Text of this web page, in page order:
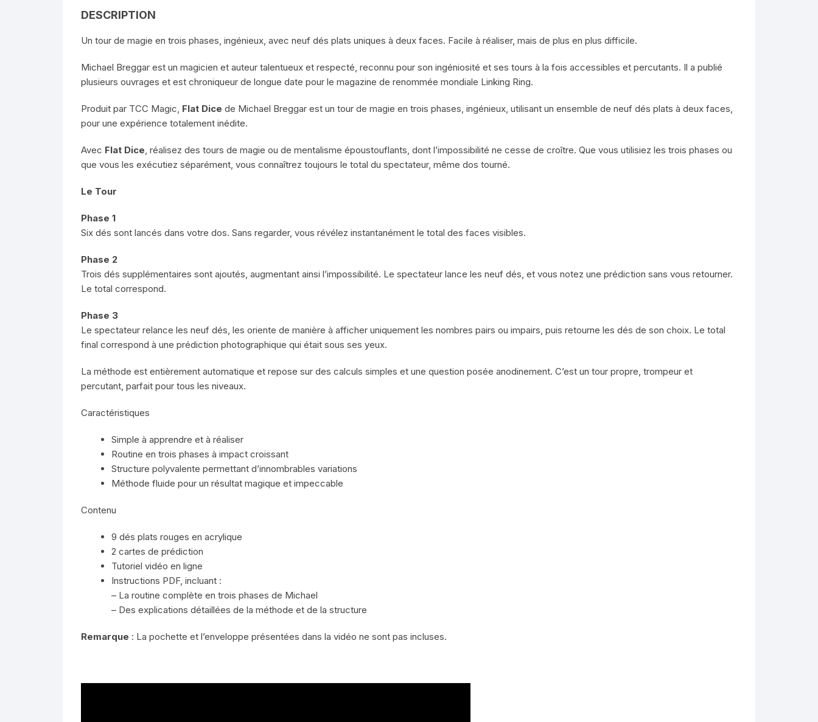
DESCRIPTION
Un tour de magie en trois phases, ingénieux, avec neuf dés plats uniques à deux faces. Facile à réaliser, mais de plus en plus difficile.
Michael Breggar est un magicien et auteur talentueux et respecté, reconnu pour son ingéniosité et ses tours à la fois accessibles et percutants. Il a publié
plusieurs ouvrages et est chroniqueur de longue date pour le magazine de renommée mondiale Linking Ring.
Produit par TCC Magic, Flat Dice de Michael Breggar est un tour de magie en trois phases, ingénieux, utilisant un ensemble de neuf dés plats à deux faces,
pour une expérience totalement inédite.
Avec Flat Dice, réalisez des tours de magie ou de mentalisme époustouflants, dont l’impossibilité ne cesse de croître. Que vous utilisiez les trois phases ou
que vous les exécutiez séparément, vous connaîtrez toujours le total du spectateur, même dos tourné.
Le Tour
Phase 1
Six dés sont lancés dans votre dos. Sans regarder, vous révélez instantanément le total des faces visibles.
Phase 2
Trois dés supplémentaires sont ajoutés, augmentant ainsi l’impossibilité. Le spectateur lance les neuf dés, et vous notez une prédiction sans vous retourner.
Le total correspond.
Phase 3
Le spectateur relance les neuf dés, les oriente de manière à afficher uniquement les nombres pairs ou impairs, puis retourne les dés de son choix. Le total
final correspond à une prédiction photographique qui était sous ses yeux.
La méthode est entièrement automatique et repose sur des calculs simples et une question posée anodinement. C’est un tour propre, trompeur et
percutant, parfait pour tous les niveaux.
Caractéristiques
Simple à apprendre et à réaliser
Routine en trois phases à impact croissant
Structure polyvalente permettant d’innombrables variations
Méthode fluide pour un résultat magique et impeccable
Contenu
9 dés plats rouges en acrylique
2 cartes de prédiction
Tutoriel vidéo en ligne
Instructions PDF, incluant :
– La routine complète en trois phases de Michael
– Des explications détaillées de la méthode et de la structure
Remarque : La pochette et l’enveloppe présentées dans la vidéo ne sont pas incluses.